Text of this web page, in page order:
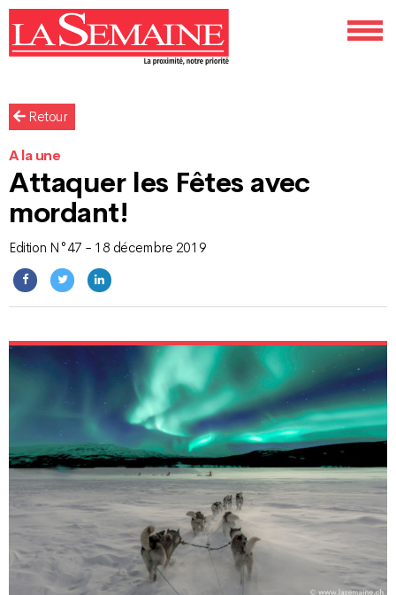
Retour
A la une
Attaquer les Fêtes avec
mordant!
Edition N°47 - 18 décembre 2019